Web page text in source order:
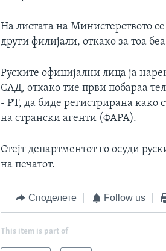
На листата на Министерството
други филијали, откако за тоа
Руските официјални лица ја
САД, откако тие први побараа
- РТ, да биде регистрирана како
на странски агенти (ФАРА).
Стејт департментот го осуди
на печатот.
Споделете Follow us
This item is part of